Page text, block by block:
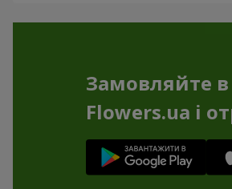
Замовляйте
Flowers.ua і